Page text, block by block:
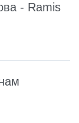
- Ramis